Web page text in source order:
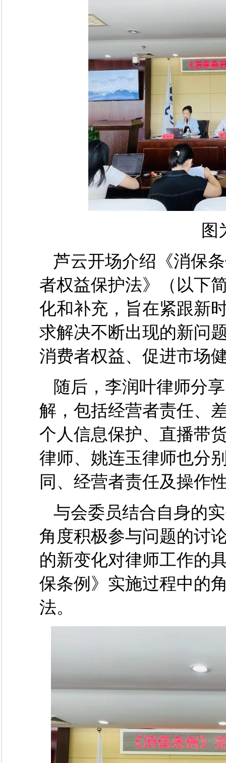
图
芦云开场介绍《消保
者权益保护法》（以下
化和补充，旨在紧跟新
求解决不断出现的新问
消费者权益、促进市场
随后，李润叶律师分
解，包括经营者责任、
个人信息保护、直播带
律师、姚连玉律师也分
同、经营者责任及操作
与会委员结合自身的
角度积极参与问题的讨
的新变化对律师工作的
保条例》实施过程中的
法。